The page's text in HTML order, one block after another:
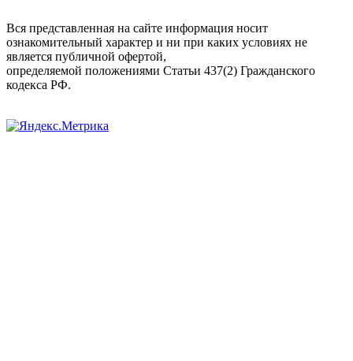
Вся представленная на сайте информация носит
ознакомительный характер и ни при каких условиях не
является публичной офертой,
определяемой положениями Статьи 437(2) Гражданского
кодекса РФ.